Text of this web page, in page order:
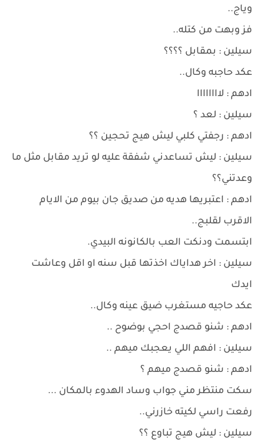
وياج..
فز وبهت من كتله..
سيلين : بمقابل ؟؟؟؟
عكد حاجبه وكال..
ادهم : لاااااااا
سيلين : لعد ؟
ادهم : رجفتي كلبي ليش هيج تحجين ؟؟
سيلين : ليش تساعدني شفقة عليه لو تريد مقابل مثل ما
وعدتني؟؟
ادهم : اعتبريها هديه من صديق جان بيوم من الايام
الاقرب لقلبج..
ابتسمت ودنكت العب بالكانونه البيدي.
سيلين : اخر هداياك اخذتها قبل سنه او اقل وعاشت
ايدك
عكد حاجيه مستغرب ضيق عينه وكال..
ادهم : شنو قصدج احجي بوضوح ..
سيلين : افهم اللي يعجبك ميهم ..
ادهم : شنو قصدج ميهم ؟
سكت منتظر مني جواب وساد الهدوء بالمكان ...
رفعت راسي لكيته خازرني..
سيلين : ليش هيج تباوع ؟؟